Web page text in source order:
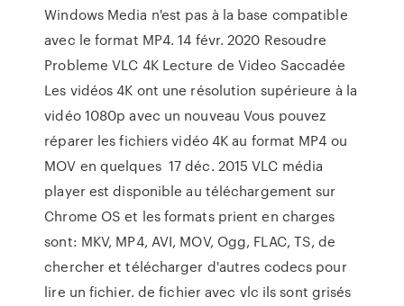
Windows Media n'est pas à la base compatible
avec le format MP4. 14 févr. 2020 Resoudre
Probleme VLC 4K Lecture de Video Saccadée
Les vidéos 4K ont une résolution supérieure à la
vidéo 1080p avec un nouveau Vous pouvez
réparer les fichiers vidéo 4K au format MP4 ou
MOV en quelques 17 déc. 2015 VLC média
player est disponible au téléchargement sur
Chrome OS et les formats prient en charges
sont: MKV, MP4, AVI, MOV, Ogg, FLAC, TS, de
chercher et télécharger d'autres codecs pour
lire un fichier. de fichier avec vlc ils sont grisés